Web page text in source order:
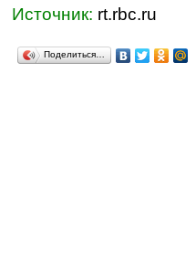
Источник: rt.rbc.ru
Поделиться…